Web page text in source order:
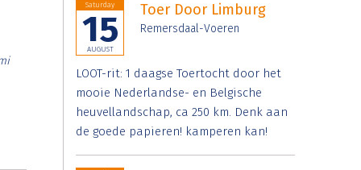
Saturday
15
AUGUST
Toer Door Limburg
Remersdaal-Voeren
LOOT-rit: 1 daagse Toertocht door het
mooie Nederlandse- en Belgische
heuvellandschap, ca 250 km. Denk aan
de goede papieren! kamperen kan!